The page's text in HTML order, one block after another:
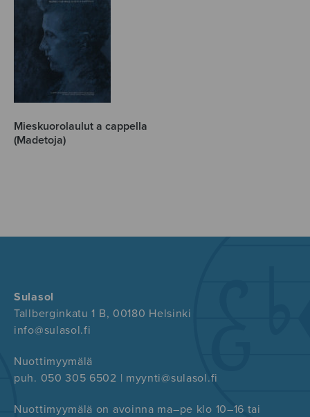
Mieskuorolaulut a cappella
(Madetoja)
Sulasol
Tallberginkatu 1 B, 00180 Helsinki
info@sulasol.fi
Nuottimyymälä
puh. 050 305 6502 | myynti@sulasol.fi
Nuottimyymälä on avoinna ma–pe klo 10–16 tai